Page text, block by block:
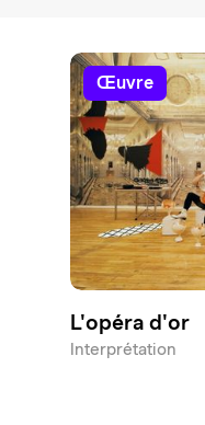
œuvre
L'opéra d'or
Interprétation